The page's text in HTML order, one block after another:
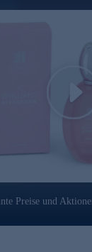
Play
Preise und